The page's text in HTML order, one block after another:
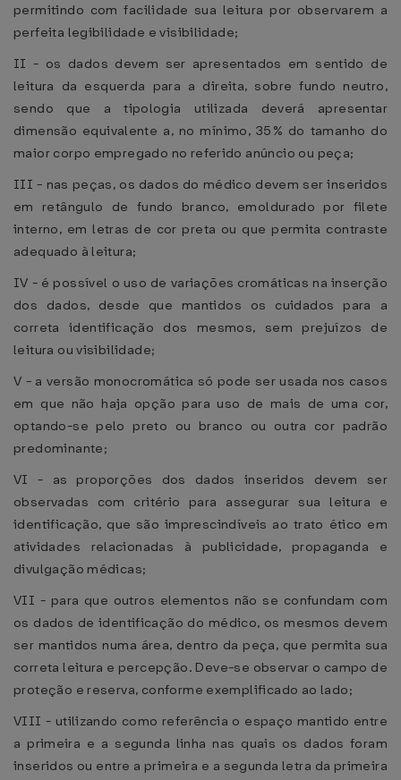
permitindo com facilidade sua leitura por observarem a
perfeita legibilidade e visibilidade;
II - os dados devem ser apresentados em sentido de
leitura da esquerda para a direita, sobre fundo neutro,
sendo que a tipologia utilizada deverá apresentar
dimensão equivalente a, no mínimo, 35% do tamanho do
maior corpo empregado no referido anúncio ou peça;
III - nas peças, os dados do médico devem ser inseridos
em retângulo de fundo branco, emoldurado por filete
interno, em letras de cor preta ou que permita contraste
adequado à leitura;
IV - é possível o uso de variações cromáticas na inserção
dos dados, desde que mantidos os cuidados para a
correta identificação dos mesmos, sem prejuízos de
leitura ou visibilidade;
V - a versão monocromática só pode ser usada nos casos
em que não haja opção para uso de mais de uma cor,
optando-se pelo preto ou branco ou outra cor padrão
predominante;
VI - as proporções dos dados inseridos devem ser
observadas com critério para assegurar sua leitura e
identificação, que são imprescindíveis ao trato ético em
atividades relacionadas à publicidade, propaganda e
divulgação médicas;
VII - para que outros elementos não se confundam com
os dados de identificação do médico, os mesmos devem
ser mantidos numa área, dentro da peça, que permita sua
correta leitura e percepção. Deve-se observar o campo de
proteção e reserva, conforme exemplificado ao lado;
VIII - utilizando como referência o espaço mantido entre
a primeira e a segunda linha nas quais os dados foram
inseridos ou entre a primeira e a segunda letra da primeira